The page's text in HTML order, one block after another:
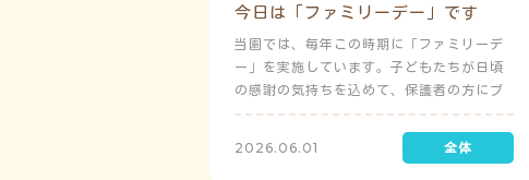
今日は「ファミリーデー」です
当園では、毎年この時期に「ファミリーデ
ー」を実施しています。子どもたちが日頃
の感謝の気持ちを込めて、保護者の方にプ
レゼントを制作して渡します。
2026.06.01